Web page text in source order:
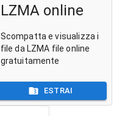
LZMA online
Scompatta e visualizza i
file da LZMA file online
gratuitamente
ESTRAI